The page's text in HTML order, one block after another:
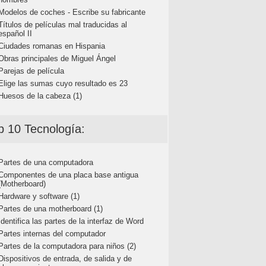
de coches - Escribe su fabricante
de películas mal traducidas al
II
romanas en Hispania
principales de Miguel Ángel
de película
las sumas cuyo resultado es 23
de la cabeza (1)
10 Tecnología:
de una computadora
de una placa base antigua
y software (1)
de una motherboard (1)
las partes de la interfaz de Word
internas del computador
de la computadora para niños (2)
de entrada, de salida y de